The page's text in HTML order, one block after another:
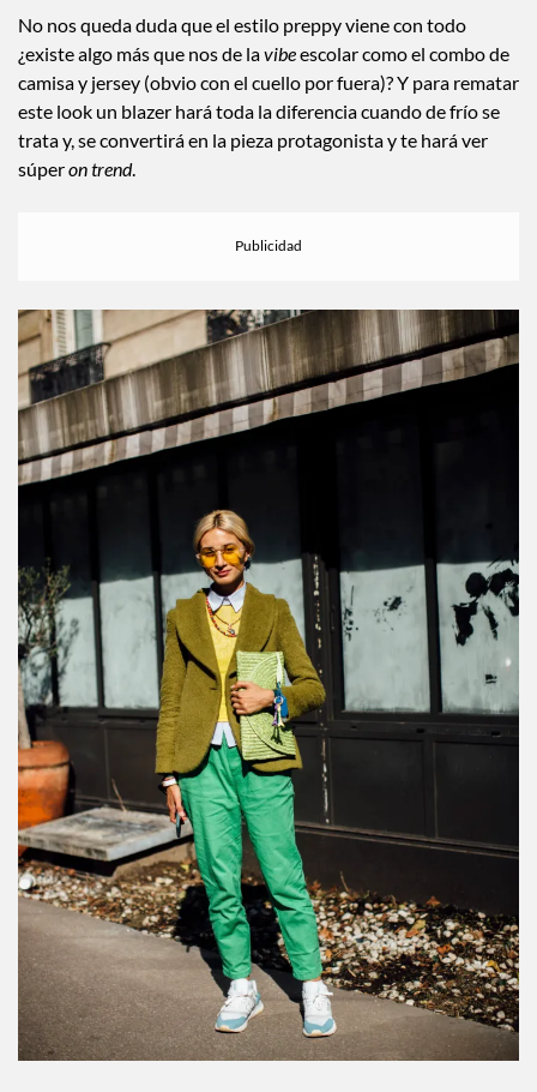
No nos queda duda que el estilo preppy viene con todo
¿existe algo más que nos de lavibeescolar como el combo de
camisa y jersey (obvio con el cuello por fuera)? Y para rematar
este look un blazer hará toda la diferencia cuando de frío se
trata y, se convertirá en la pieza protagonista y te hará ver
súperon trend.